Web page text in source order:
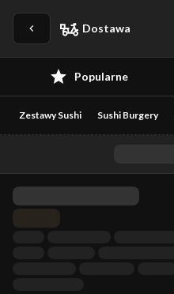
Dostawa
Popularne
Zestawy Sushi Sushi Burgery